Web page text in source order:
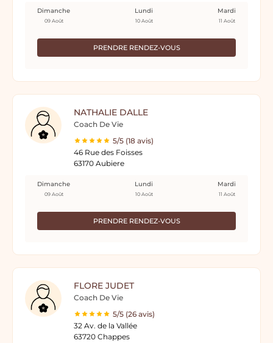
PRENDRE RENDEZ-VOUS
Dimanche
09 Août
Lundi
10 Août
Mardi
11 Août
NATHALIE DALLE
Coach De Vie
5/5 (18 avis)
46 Rue des Foisses
63170 Aubiere
PRENDRE RENDEZ-VOUS
Dimanche
09 Août
Lundi
10 Août
Mardi
11 Août
FLORE JUDET
Coach De Vie
5/5 (26 avis)
32 Av. de la Vallée
63720 Chappes